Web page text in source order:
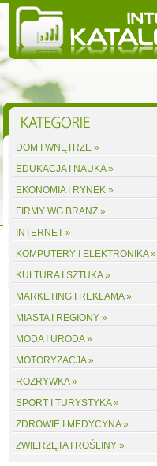
DOM I WNĘTRZE »
EDUKACJA I NAUKA »
EKONOMIA I RYNEK »
FIRMY WG BRANŻ »
INTERNET »
KOMPUTERY I ELEKTRONIKA »
KULTURA I SZTUKA »
MARKETING I REKLAMA »
MIASTA I REGIONY »
MODA I URODA »
MOTORYZACJA »
ROZRYWKA »
SPORT I TURYSTYKA »
ZDROWIE I MEDYCYNA »
ZWIERZĘTA I ROŚLINY »